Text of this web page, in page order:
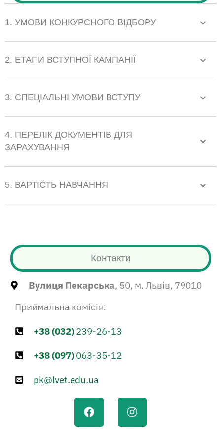
l
E
m
a
1. УМОВИ КОНКУРСНОГО ВІДБОРУ
2. ЕТАПИ ВСТУПНОЇ КАМПАНІЇ
3. СПЕЦІАЛЬНІ УМОВИ ВСТУПУ
4. ПЕРЕЛІК ДОКУМЕНТІВ ДЛЯ
ЗАРАХУВАННЯ
5. ВАРТІСТЬ НАВЧАННЯ
Контакти
Вулиця Пекарська, 50, м. Львів, 79010
Приймальна комісія:
+38 (032)239-26-13
+38 (097)063-35-12
pk@lvet.edu.ua
F
a
I
n